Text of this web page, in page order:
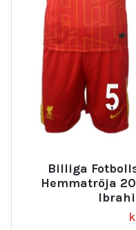
Billiga
Hemmatröja